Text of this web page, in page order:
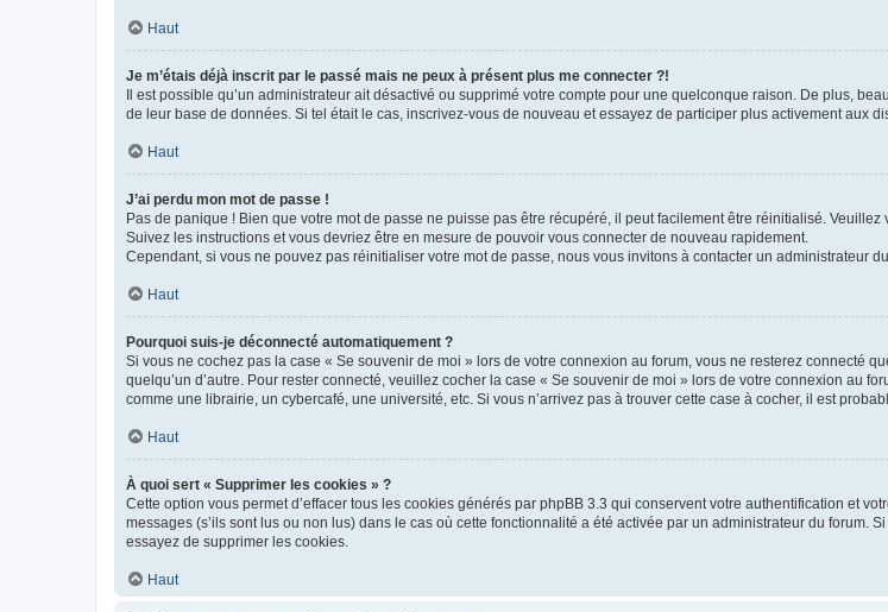
Haut
Je m’étais déjà inscrit par le passé mais ne peux à présent plus me connecter ?!
Il est possible qu’un administrateur ait désactivé ou supprimé votre compte pour une quelconque raison. De plus,
de leur base de données. Si tel était le cas, inscrivez-vous de nouveau et essayez de participer plus activement aux
Haut
J’ai perdu mon mot de passe !
Pas de panique ! Bien que votre mot de passe ne puisse pas être récupéré, il peut facilement être réinitialisé.
Suivez les instructions et vous devriez être en mesure de pouvoir vous connecter de nouveau rapidement.
Cependant, si vous ne pouvez pas réinitialiser votre mot de passe, nous vous invitons à contacter un administrateur du
Haut
Pourquoi suis-je déconnecté automatiquement ?
Si vous ne cochez pas la case « Se souvenir de moi » lors de votre connexion au forum, vous ne resterez connecté
quelqu’un d’autre. Pour rester connecté, veuillez cocher la case « Se souvenir de moi » lors de votre connexion au
comme une librairie, un cybercafé, une université, etc. Si vous n’arrivez pas à trouver cette case à cocher, il est
Haut
À quoi sert « Supprimer les cookies » ?
Cette option vous permet d’effacer tous les cookies générés par phpBB 3.3 qui conservent votre authentification et
messages (s’ils sont lus ou non lus) dans le cas où cette fonctionnalité a été activée par un administrateur du forum.
essayez de supprimer les cookies.
Haut